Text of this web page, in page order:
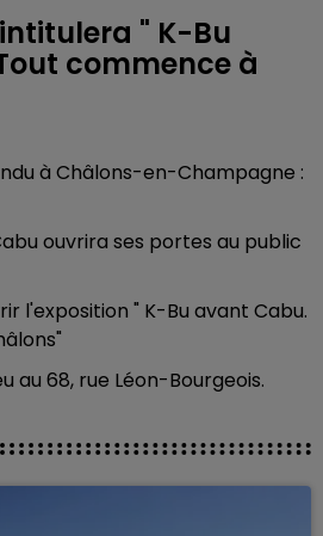
" K-Bu
commence à
à Châlons-en-Champagne :
ouvrira ses portes au public
l'exposition " K-Bu avant Cabu.
au 68, rue Léon-Bourgeois.